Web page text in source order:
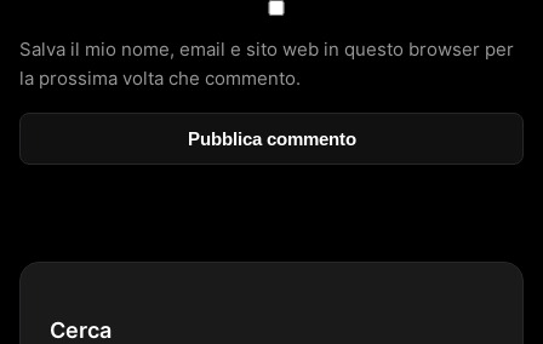
Salva il mio nome, email e sito web in questo browser per
la prossima volta che commento.
Cerca